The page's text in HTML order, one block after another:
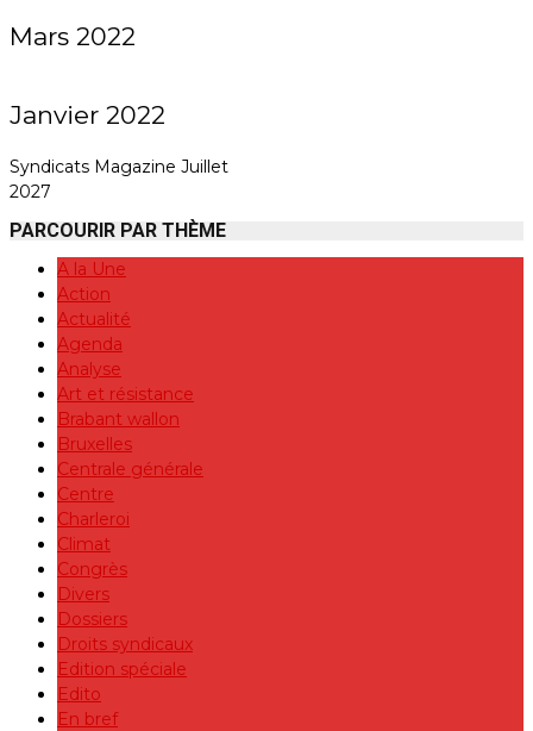
Mars 2022
Janvier 2022
Syndicats Magazine Juillet
2027
PARCOURIR PAR THÈME
A la Une
Action
Actualité
Agenda
Analyse
Art et résistance
Brabant wallon
Bruxelles
Centrale générale
Centre
Charleroi
Climat
Congrès
Divers
Dossiers
Droits syndicaux
Edition spéciale
Edito
En bref